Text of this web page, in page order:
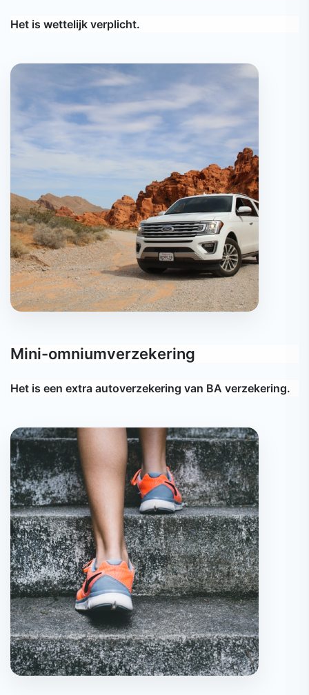
Het is wettelijk verplicht.
Mini-omniumverzekering
Het is een extra autoverzekering van BA verzekering.